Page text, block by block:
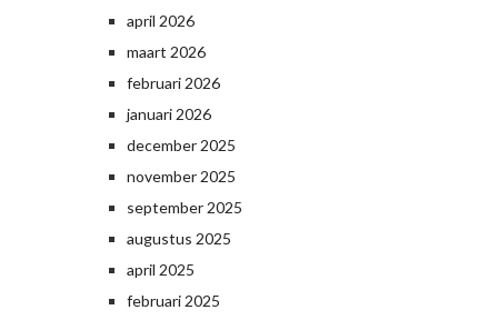
april 2026
maart 2026
februari 2026
januari 2026
december 2025
november 2025
september 2025
augustus 2025
april 2025
februari 2025